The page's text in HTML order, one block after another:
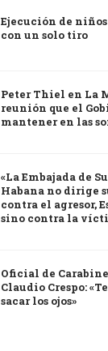
Ejecución de
con un solo tiro
Peter Thiel en La
reunión que el
mantener en las
«La Embajada de
Habana no dirige
contra el agresor,
sino contra la
Oficial de
Claudio Crespo:
sacar los ojos»